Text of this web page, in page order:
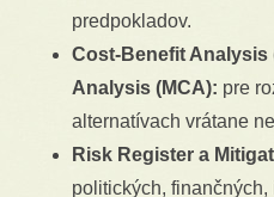
predpokladov.
Cost-Benefit Analysis
Analysis (MCA): pre
alternatívach vrátane
Risk Register a
politických,